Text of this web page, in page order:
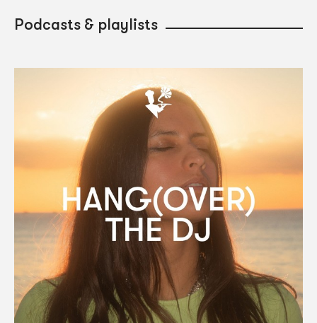
Podcasts & playlists